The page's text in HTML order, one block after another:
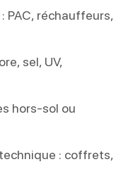
PAC, réchauffeurs,
sel, UV,
hors-sol ou
: coffrets,